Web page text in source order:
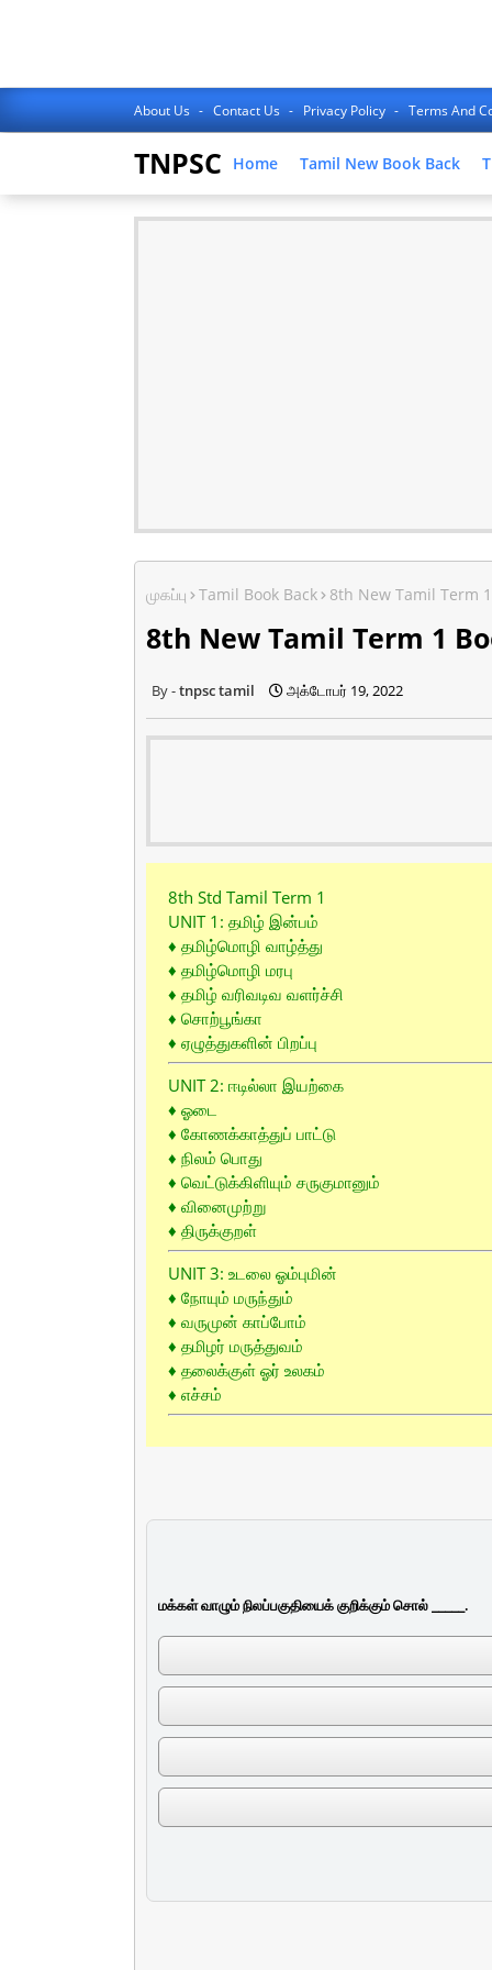
About Us Contact Us Privacy Policy Terms And
TNPSC Home Tamil New Book Back
முகப்பு Tamil Book Back 8th New Tamil Term
8th New Tamil Term 1
tnpsc tamil அக்டோபர் 19, 2022
8th Std Tamil Term 1
UNIT 1: தமிழ் இன்பம்
♦ தமிழ்மொழி வாழ்த்து
♦ தமிழ்மொழி மரபு
♦ தமிழ் வரிவடிவ வளர்ச்சி
♦ சொற்பூங்கா
♦ ஏழுத்துகளின் பிறப்பு
UNIT 2: ஈடில்லா இயற்கை
♦ ஓடை
♦ கோணக்காத்துப் பாட்டு
♦ நிலம் பொது
♦ வெட்டுக்கிளியும் சருகுமானும்
♦ வினைமுற்று
♦ திருக்குறள்
UNIT 3: உடலை ஓம்புமின்
♦ நோயும் மருந்தும்
♦ வருமுன் காப்போம்
♦ தமிழர் மருத்துவம்
♦ தலைக்குள் ஓர் உலகம்
♦ எச்சம்
மக்கள் வாழும் நிலப்பகுதியைக் குறிக்கும் சொல் _____.